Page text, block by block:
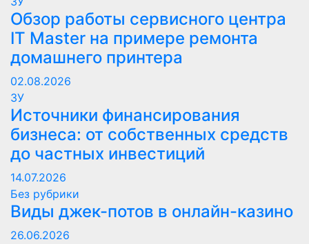
Обзор работы сервисного центра
IT Master на примере ремонта
домашнего принтера
02.08.2026
ЗУ
Источники финансирования
бизнеса: от собственных средств
до частных инвестиций
14.07.2026
Без рубрики
Виды джек-потов в онлайн-казино
26.06.2026